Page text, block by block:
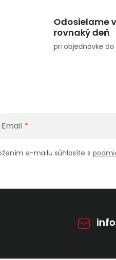
Odosielame v
rovnaký deň
pri objednávke do
Email
e-mailu súhlasíte s
info